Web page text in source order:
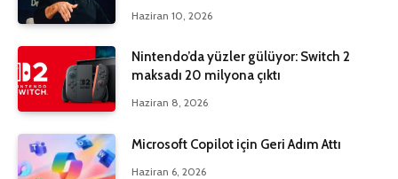
Haziran 10, 2026
Nintendo’da yüzler gülüyor: Switch 2
maksadı 20 milyona çıktı
Haziran 8, 2026
Microsoft Copilot için Geri Adım Attı
Haziran 6, 2026